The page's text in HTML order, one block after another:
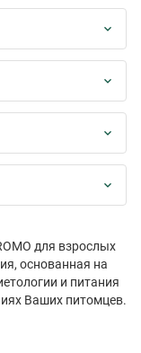
для взрослых
основанная на
и питания
Ваших питомцев.